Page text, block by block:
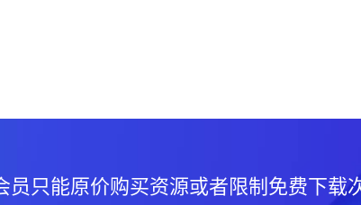
只能原价购买资源或者限制免费下载